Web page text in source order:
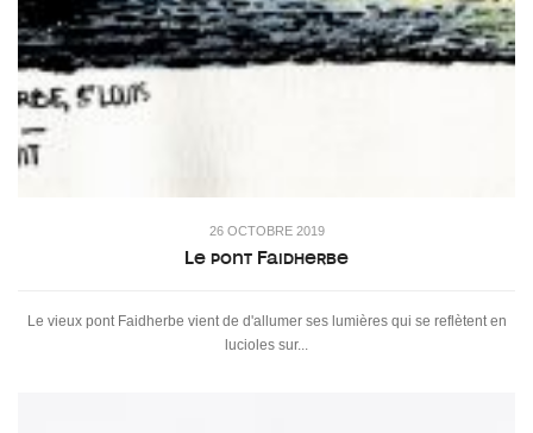
26 OCTOBRE 2019
Le pont Faidherbe
Le vieux pont Faidherbe vient de d'allumer ses lumières qui se reflètent en
lucioles sur...